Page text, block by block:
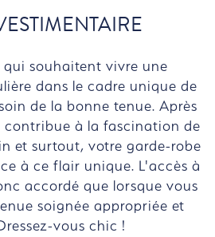
qui souhaitent vivre une
dans le cadre unique de
de la bonne tenue. Après
à la fascination de
et surtout, votre garde-robe
à ce flair unique. L'accès à
accordé que lorsque vous
soignée appropriée et
vous chic !